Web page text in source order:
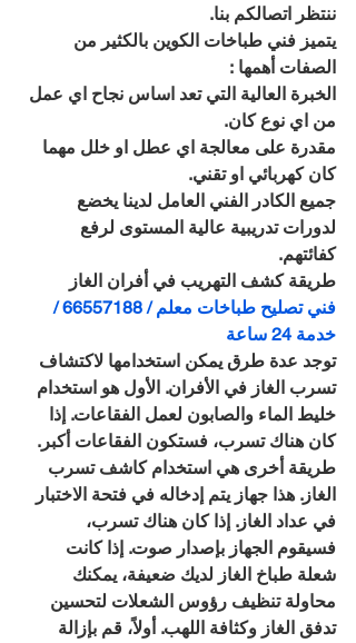
ننتظر اتصالكم بنا.
يتميز فني طباخات الكوين بالكثير من
الصفات أهمها :
الخبرة العالية التي تعد اساس نجاح اي عمل
من اي نوع كان.
مقدرة على معالجة اي عطل او خلل مهما
كان كهربائي او تقني.
جميع الكادر الفني العامل لدينا يخضع
لدورات تدريبية عالية المستوى لرفع
كفائتهم.
طريقة كشف التهريب في أفران الغاز
فني تصليح طباخات معلم / 66557188 /
خدمة 24 ساعة
توجد عدة طرق يمكن استخدامها لاكتشاف
تسرب الغاز في الأفران. الأول هو استخدام
خليط الماء والصابون لعمل الفقاعات. إذا
كان هناك تسرب، فستكون الفقاعات أكبر.
طريقة أخرى هي استخدام كاشف تسرب
الغاز. هذا جهاز يتم إدخاله في فتحة الاختبار
في عداد الغاز. إذا كان هناك تسرب،
فسيقوم الجهاز بإصدار صوت. إذا كانت
شعلة طباخ الغاز لديك ضعيفة، يمكنك
محاولة تنظيف رؤوس الشعلات لتحسين
تدفق الغاز وكثافة اللهب. أولاً، قم بإزالة